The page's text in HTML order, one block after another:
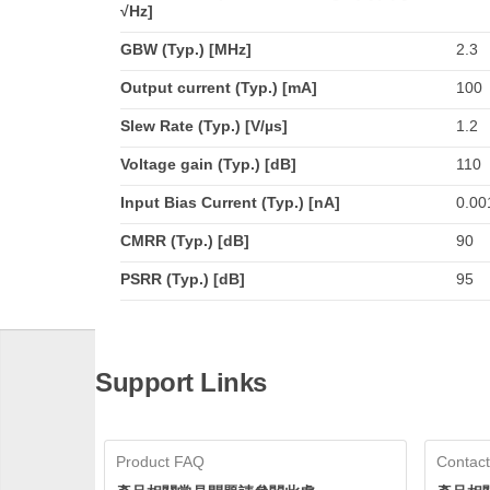
√Hz]
GBW (Typ.) [MHz] 2.3
Output current (Typ.) [mA] 100
Slew Rate (Typ.) [V/µs] 1.2
Voltage gain (Typ.) [dB] 110
Input Bias Current (Typ.) [nA]
CMRR (Typ.) [dB] 90
PSRR (Typ.) [dB] 95
Support Links
Product FAQ